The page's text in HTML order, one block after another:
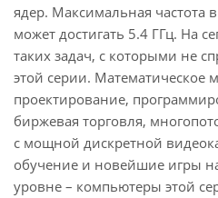
ядер. Максимальная частота
может достигать 5.4 ГГц. На
таких задач, с которыми не
этой серии. Математическое
проектирование,
биржевая торговля,
с мощной дискретной
обучение и новейшие игры
уровне – компьютеры этой